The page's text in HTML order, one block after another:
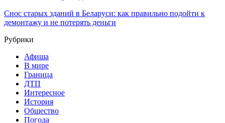
Снос старых зданий в Беларуси: как правильно подойти к
демонтажу и не потерять деньги
Рубрики
Афиша
В мире
Граница
ДТП
Интересное
История
Общество
Погода